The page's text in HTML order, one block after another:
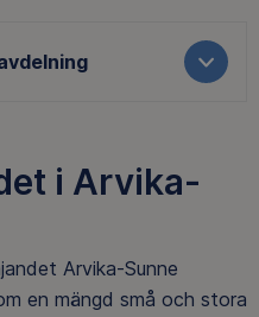
i Arvika-
Arvika-Sunne
en mängd små och stora